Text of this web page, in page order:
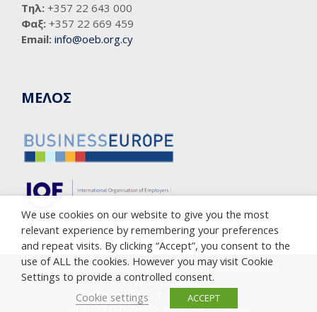
Τηλ: +357 22 643 000
Φαξ: +357 22 669 459
Email: info@oeb.org.cy
ΜΕΛΟΣ
Copyright © 2005-2023 Cyprus Employers & Industrialists
Federation (OEB)
Privacy Policy
Cookie Policy
Υποβολή καταγγελίας κατά της διαφθοράς
We use cookies on our website to give you the most
relevant experience by remembering your preferences
and repeat visits. By clicking “Accept”, you consent to the
use of ALL the cookies. However you may visit Cookie
Settings to provide a controlled consent.
Cookie settings
ACCEPT